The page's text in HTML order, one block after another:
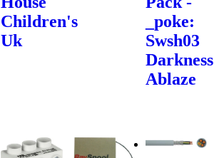
Children's
Uk
_poke:
Swsh03
Darkness
Ablaze